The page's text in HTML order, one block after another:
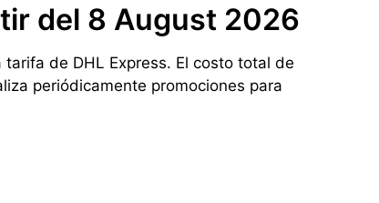
del 8 August 2026
de DHL Express. El costo total de
periódicamente promociones para